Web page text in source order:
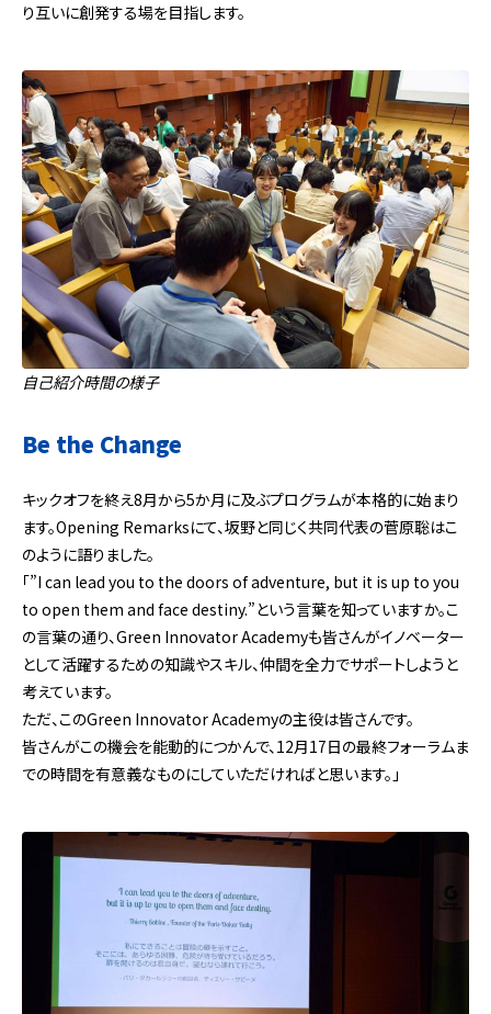
り互いに創発する場を目指します。
自己紹介時間の様子
Be the Change
キックオフを終え8月から5か月に及ぶプログラムが本格的に始まり
ます。Opening Remarksにて、坂野と同じく共同代表の菅原聡はこ
のように語りました。
「”I can lead you to the doors of adventure, but it is up to you
to open them and face destiny.”という言葉を知っていますか。こ
の言葉の通り、Green Innovator Academyも皆さんがイノベーター
として活躍するための知識やスキル、仲間を全力でサポートしようと
考えています。
ただ、このGreen Innovator Academyの主役は皆さんです。
皆さんがこの機会を能動的につかんで、12月17日の最終フォーラムま
での時間を有意義なものにしていただければと思います。」